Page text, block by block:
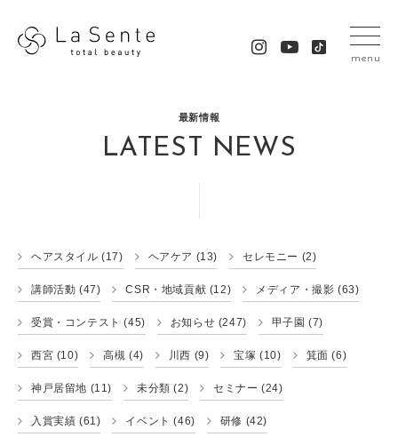
menu
最新情報
LATEST NEWS
ヘアスタイル (17) ヘアケア (13) セレモニー (2)
講師活動 (47) CSR・地域貢献 (12) メディア・撮影 (63)
受賞・コンテスト (45) お知らせ (247) 甲子園 (7)
西宮 (10) 高槻 (4) 川西 (9) 宝塚 (10) 箕面 (6)
神戸居留地 (11) 未分類 (2) セミナー (24)
入賞実績 (61) イベント (46) 研修 (42)